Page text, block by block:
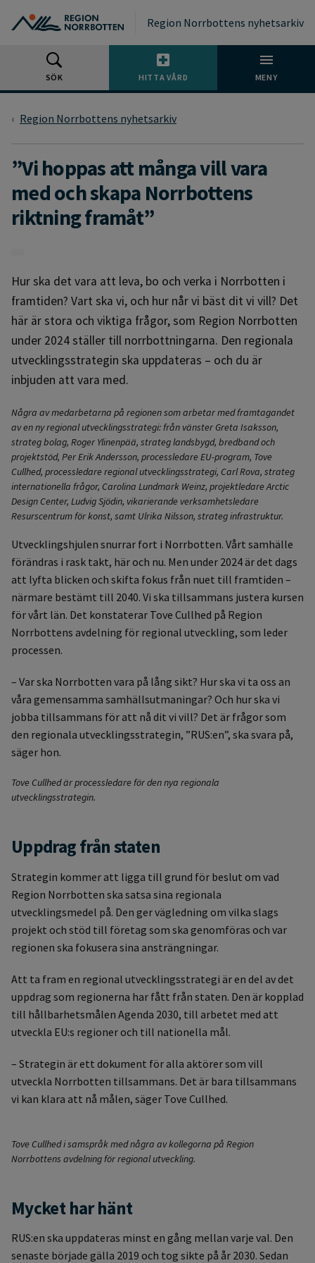
Region Norrbottens nyhetsarkiv
SÖK HITTA VÅRD MENY
Region Norrbottens nyhetsarkiv
”Vi hoppas att många vill vara
med och skapa Norrbottens
riktning framåt”
Hur ska det vara att leva, bo och verka i Norrbotten i
framtiden? Vart ska vi, och hur når vi bäst dit vi vill? Det
här är stora och viktiga frågor, som Region Norrbotten
under 2024 ställer till norrbottningarna. Den regionala
utvecklingsstrategin ska uppdateras – och du är
inbjuden att vara med.
Några av medarbetarna på regionen som arbetar med framtagandet
av en ny regional utvecklingsstrategi: från vänster Greta Isaksson,
strateg bolag, Roger Ylinenpää, strateg landsbygd, bredband och
projektstöd, Per Erik Andersson, processledare EU-program, Tove
Cullhed, processledare regional utvecklingsstrategi, Carl Rova, strateg
internationella frågor, Carolina Lundmark Weinz, projektledare Arctic
Design Center, Ludvig Sjödin, vikarierande verksamhetsledare
Resurscentrum för konst, samt Ulrika Nilsson, strateg infrastruktur.
Utvecklingshjulen snurrar fort i Norrbotten. Vårt samhälle
förändras i rask takt, här och nu. Men under 2024 är det dags
att lyfta blicken och skifta fokus från nuet till framtiden –
närmare bestämt till 2040. Vi ska tillsammans justera kursen
för vårt län. Det konstaterar Tove Cullhed på Region
Norrbottens avdelning för regional utveckling, som leder
processen.
– Var ska Norrbotten vara på lång sikt? Hur ska vi ta oss an
våra gemensamma samhällsutmaningar? Och hur ska vi
jobba tillsammans för att nå dit vi vill? Det är frågor som
den regionala utvecklingsstrategin, ”RUS:en”, ska svara på,
säger hon.
Tove Cullhed är processledare för den nya regionala
utvecklingsstrategin.
Uppdrag från staten
Strategin kommer att ligga till grund för beslut om vad
Region Norrbotten ska satsa sina regionala
utvecklingsmedel på. Den ger vägledning om vilka slags
projekt och stöd till företag som ska genomföras och var
regionen ska fokusera sina ansträngningar.
Att ta fram en regional utvecklingsstrategi är en del av det
uppdrag som regionerna har fått från staten. Den är kopplad
till hållbarhetsmålen Agenda 2030, till arbetet med att
utveckla EU:s regioner och till nationella mål.
– Strategin är ett dokument för alla aktörer som vill
utveckla Norrbotten tillsammans. Det är bara tillsammans
vi kan klara att nå målen, säger Tove Cullhed.
Tove Cullhed i samspråk med några av kollegorna på Region
Norrbottens avdelning för regional utveckling.
Mycket har hänt
RUS:en ska uppdateras minst en gång mellan varje val. Den
senaste började gälla 2019 och tog sikte på år 2030. Sedan